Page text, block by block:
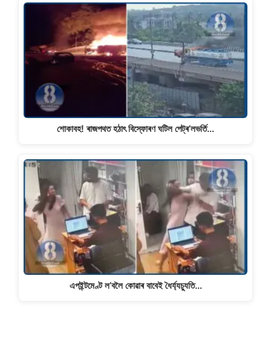
শোকাবহ! ৰাজপথত হঠাৎ বিস্ফোৰণ ঘটিল পেট্ৰ’লভৰ্তি…
এপইন্টমেণ্ট ল’বলৈ কোৱাৰ বাবেই ধৈৰ্য্যচ্যুতি…